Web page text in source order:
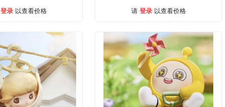
登录以查看价格 请 登录以查看价格